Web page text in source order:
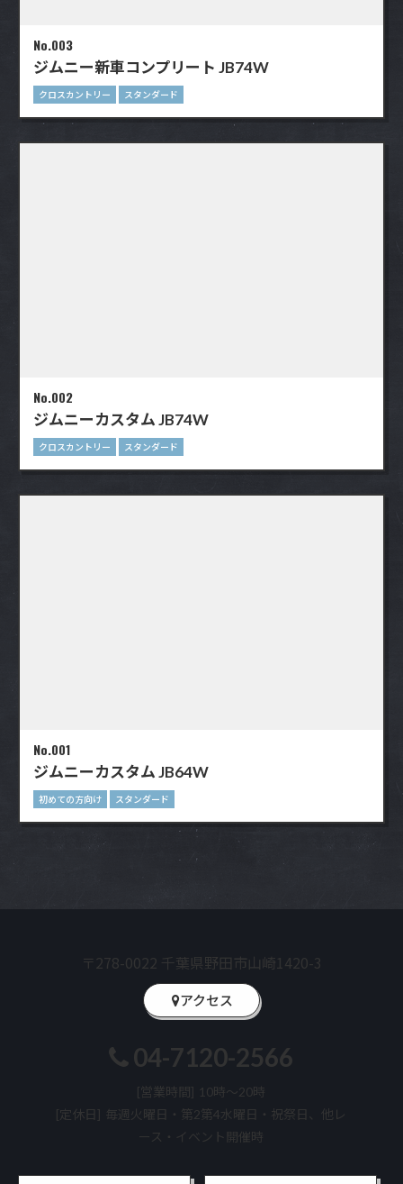
No.003
ジムニー新車コンプリート JB74W
クロスカントリー スタンダード
No.002
ジムニーカスタム JB74W
クロスカントリー スタンダード
No.001
ジムニーカスタム JB64W
初めての方向け スタンダード
〒278-0022 千葉県野田市山崎1420-3
アクセス
04-7120-2566
[営業時間] 10時～20時
[定休日] 毎週火曜日・第2第4水曜日・祝祭日、他レ
ース・イベント開催時